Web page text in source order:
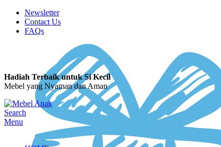
Newsletter
Contact Us
FAQs
Hadiah Terbaik untuk Si Kecil
Mebel yang Nyaman dan Aman
Search
Menu